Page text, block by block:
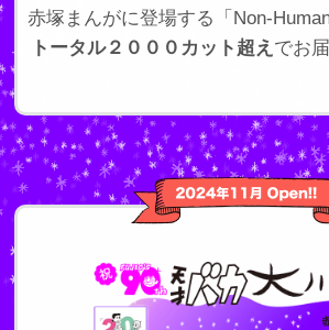
赤塚まんがに登場する「Non-
トータル２０００カット超え でお